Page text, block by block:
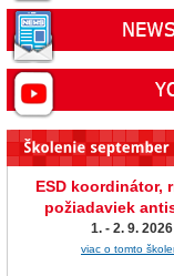
ESD koordinátor,
požiadaviek
1. - 2. 9. 2026
viac o tomto